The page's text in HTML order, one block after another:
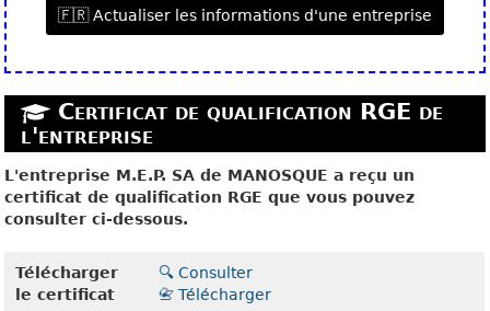
🇫🇷 Actualiser les informations d'une entreprise
Certificat de qualification RGE de
l'entreprise
L'entreprise M.E.P. SA de MANOSQUE a reçu un
certificat de qualification RGE que vous pouvez
consulter ci-dessous.
Télécharger
le certificat
🔍 Consulter
📇 Télécharger